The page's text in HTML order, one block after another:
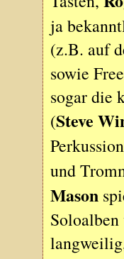
ja
(z.B. auf
sowie
sogar die
(Steve
und
Mason